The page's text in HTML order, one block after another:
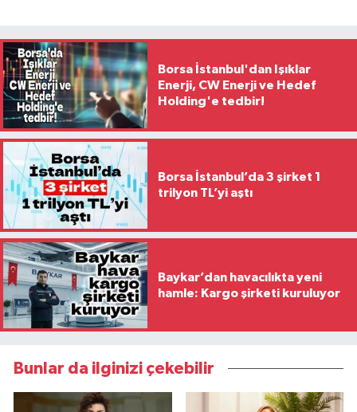
Borsa İstanbul'dan Işıklar
Enerji, CW Enerji ve Hedef
Holding'e tedbir!
Borsa İstanbul’da 3 şirket 1
trilyon TL’yi aştı
Baykar’dan havacılıkta yeni
hamle: Kargo şirketi kuruluyor
Bunlar da ilginizi çekebilir